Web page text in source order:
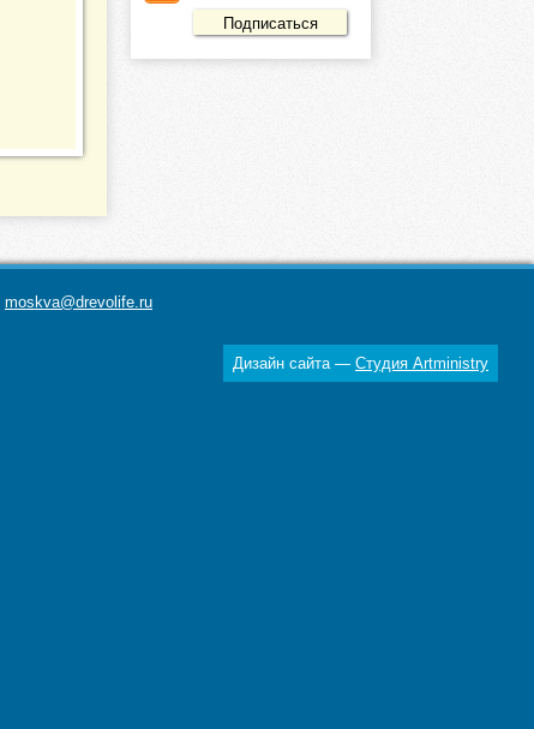
moskva@drevolife.ru
Дизайн сайта — Студия Artministry